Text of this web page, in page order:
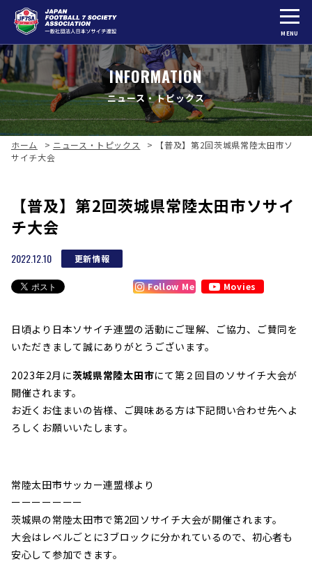
MENU
INFORMATION
ニュース・トピックス
ホーム > ニュース・トピックス >
【普及】第2回茨城県常陸太田市ソ
サイチ大会
【普及】第2回茨城県常陸太田市ソサイ
チ大会
2022.12.10 更新情報
Follow Me Movies
日頃より日本ソサイチ連盟の活動にご理解、ご協力、ご賛同を
いただきまして誠にありがとうございます。
2023年2月に茨城県常陸太田市にて第２回目のソサイチ大会が
開催されます。
お近くお住まいの皆様、ご興味ある方は下記問い合わせ先へよ
ろしくお願いいたします。
常陸太田市サッカー連盟様より
ーーーーーーー
茨城県の常陸太田市で第2回ソサイチ大会が開催されます。
大会はレベルごとに3ブロックに分かれているので、初心者も
安心して参加できます。